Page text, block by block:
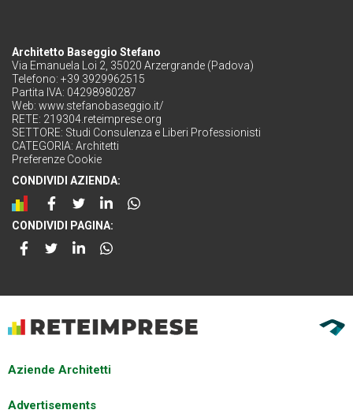
Architetto Baseggio Stefano
Via Emanuela Loi 2, 35020 Arzergrande (Padova)
Telefono: +39 3929962515
Partita IVA: 04298980287
Web: www.stefanobaseggio.it/
RETE: 219304.reteimprese.org
SETTORE: Studi Consulenza e Liberi Professionisti
CATEGORIA: Architetti
Preferenze Cookie
CONDIVIDI AZIENDA:
CONDIVIDI PAGINA:
Aziende Architetti
Advertisements